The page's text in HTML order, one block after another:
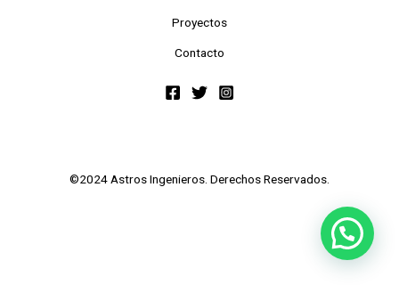
Proyectos
Contacto
©2024 Astros Ingenieros. Derechos Reservados.